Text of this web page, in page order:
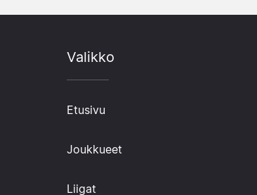
Valikko
Etusivu
Joukkueet
Liigat